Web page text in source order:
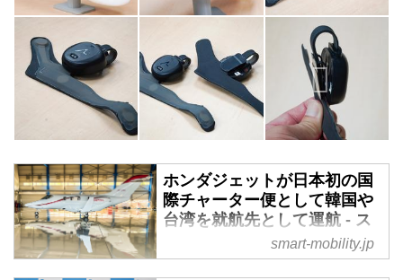
ホンダジェットが日本初の国
際チャーター便として韓国や
台湾を就航先として運航 - ス
マートモビリティJPsmart-mobility.jp